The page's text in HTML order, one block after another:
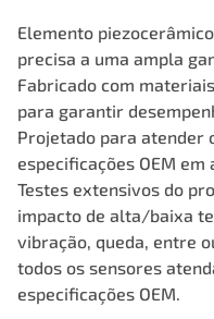
Elemento
precisa a uma ampla
Fabricado com
para garantir
Projetado para atender
especificações OEM
Testes extensivos do
impacto de alta/baixa
vibração, queda, entre
todos os sensores
especificações OEM.